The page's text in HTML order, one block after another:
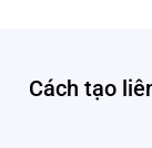
Cách tạo